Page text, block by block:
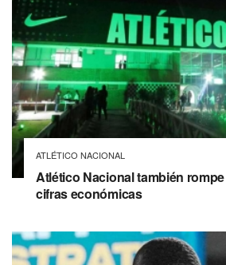
ATLÉTICO NACIONAL
Atlético Nacional también
cifras económicas